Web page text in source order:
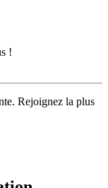
!
Rejoignez la plus